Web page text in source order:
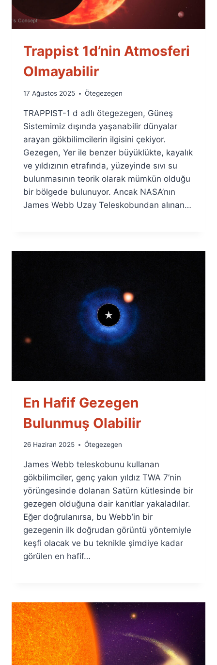
Trappist 1d’nin Atmosferi
Olmayabilir
By
Fuat
Özyar
17 Ağustos 2025 Ötegezegen
TRAPPIST-1 d adlı ötegezegen, Güneş
Sistemimiz dışında yaşanabilir dünyalar
arayan gökbilimcilerin ilgisini çekiyor.
Gezegen, Yer ile benzer büyüklükte, kayalık
ve yıldızının etrafında, yüzeyinde sıvı su
bulunmasının teorik olarak mümkün olduğu
bir bölgede bulunuyor. Ancak NASA’nın
James Webb Uzay Teleskobundan alınan…
En Hafif Gezegen
Bulunmuş Olabilir
By
Fuat
Özyar
26 Haziran 2025 Ötegezegen
James Webb teleskobunu kullanan
gökbilimciler, genç yakın yıldız TWA 7’nin
yörüngesinde dolanan Satürn kütlesinde bir
gezegen olduğuna dair kanıtlar yakaladılar.
Eğer doğrulanırsa, bu Webb’in bir
gezegenin ilk doğrudan görüntü yöntemiyle
keşfi olacak ve bu teknikle şimdiye kadar
görülen en hafif…